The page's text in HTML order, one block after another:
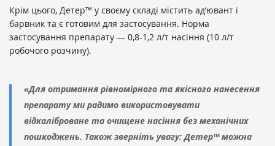
Крім цього, Детер™ у своєму складі містить ад’ювант і
барвник та є готовим для застосування. Норма
застосування препарату — 0,8-1,2 л/т насіння (10 л/т
робочого розчину).
«Для отримання рівномірного та якісного нанесення
препарату ми радимо використовувати
відкаліброване та очищене насіння без механічних
пошкоджень. Також зверніть увагу: Детер™ можна